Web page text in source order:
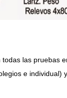
las pruebas
e individual)